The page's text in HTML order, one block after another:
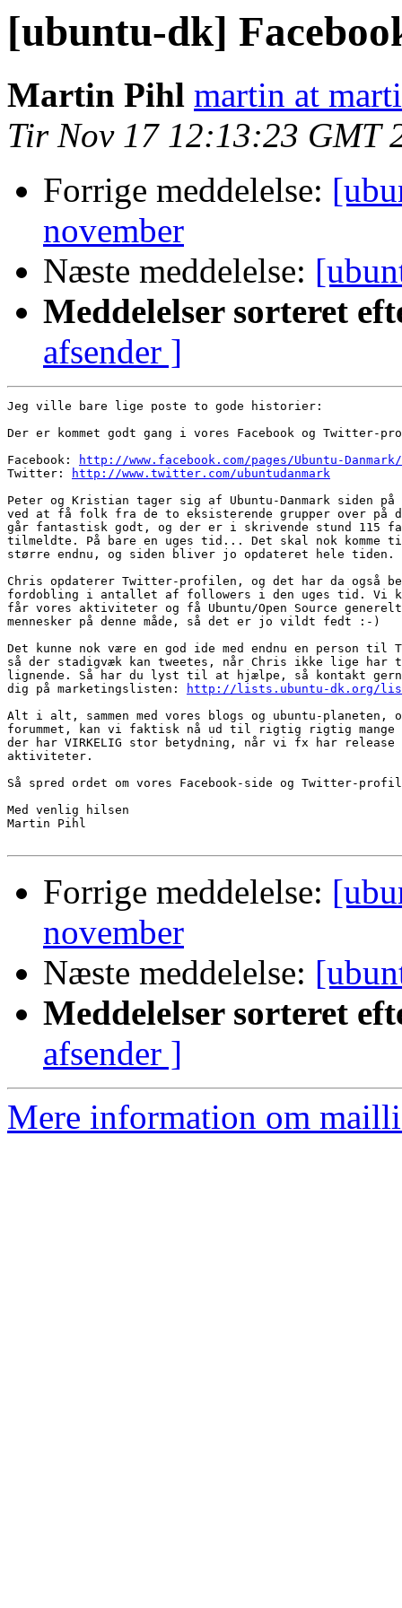
[ubuntu-dk]
Martin Pihl martin at
Tir Nov 17 12:13:23 GMT
Forrige meddelelse:
november
Næste meddelelse:
Meddelelser sorteret
afsender ]
Jeg ville bare lige poste to gode historier:
Der er kommet godt gang i vores Facebook og Twitter-
Facebook:
http://www.facebook.com/pages/Ubuntu-Danmark/
Twitter:
http://www.twitter.com/ubuntudanmark
Peter og Kristian tager sig af Ubuntu-Danmark siden
ved at få folk fra de to eksisterende grupper over på
går fantastisk godt, og der er i skrivende stund 115
tilmeldte. På bare en uges tid... Det skal nok
større endnu, og siden bliver jo opdateret hele
Chris opdaterer Twitter-profilen, og det har da også
fordobling i antallet af followers i den uges tid. Vi
får vores aktiviteter og få Ubuntu/Open Source
mennesker på denne måde, så det er jo vildt fedt :-)
Det kunne nok være en god ide med endnu en person
så der stadigvæk kan tweetes, når Chris ikke lige
lignende. Så har du lyst til at hjælpe, så kontakt
dig på marketingslisten:
http://lists.ubuntu-dk.org/
Alt i alt, sammen med vores blogs og ubuntu-planeten,
forummet, kan vi faktisk nå ud til rigtig rigtig mange
der har VIRKELIG stor betydning, når vi fx har
aktiviteter.
Så spred ordet om vores Facebook-side og Twitter-
Med venlig hilsen
Martin Pihl
Forrige meddelelse:
november
Næste meddelelse:
Meddelelser sorteret
afsender ]
Mere information om